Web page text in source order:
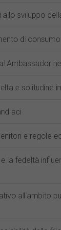
sviluppo
di
Ambassador
e solitudine
aci
e regole
la fedeltà
all'ambito